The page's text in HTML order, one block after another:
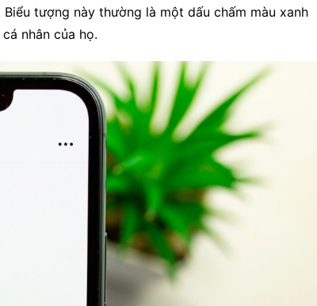
tượng này thường là một dấu chấm màu xanh
nhân của họ.